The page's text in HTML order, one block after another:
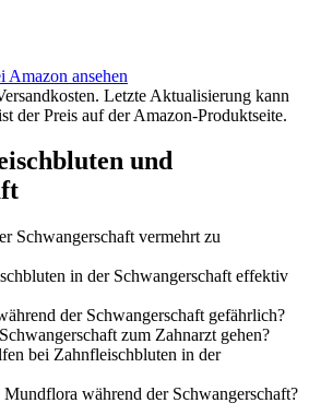
Amazon ansehen
Letzte Aktualisierung kann
der Preis auf der Amazon-Produktseite.
und
Schwangerschaft vermehrt zu
in der Schwangerschaft effektiv
der Schwangerschaft gefährlich?
zum Zahnarzt gehen?
bei Zahnfleischbluten in der
während der Schwangerschaft?